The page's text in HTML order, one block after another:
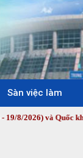
Sàn việc làm
và Quốc khánh